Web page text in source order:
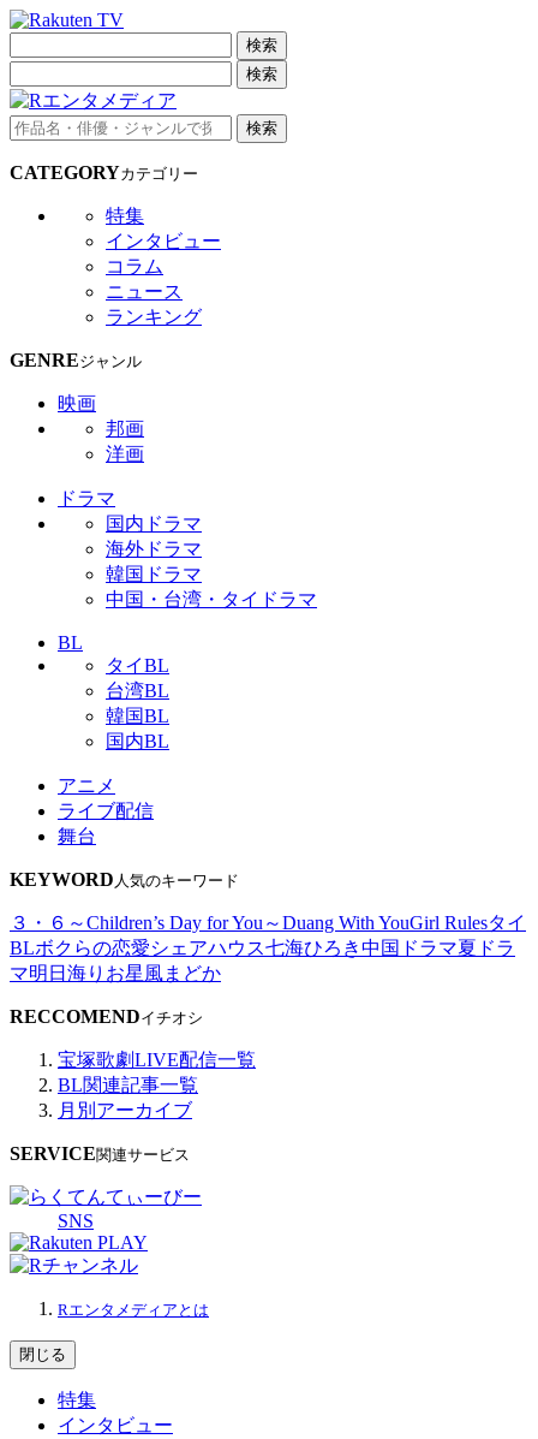
検索
検索
検索
CATEGORYカテゴリー
特集
インタビュー
コラム
ニュース
ランキング
GENREジャンル
映画
邦画
洋画
ドラマ
国内ドラマ
海外ドラマ
韓国ドラマ
中国・台湾・タイドラマ
BL
タイBL
台湾BL
韓国BL
国内BL
アニメ
ライブ配信
舞台
KEYWORD 人気のキーワード
３・６～Children’s Day for You～Duang With YouGirl Rulesタイ
BLボクらの恋愛シェアハウス七海ひろき中国ドラマ夏ドラ
マ明日海りお星風まどか
RECCOMENDイチオシ
宝塚歌劇LIVE配信一覧
BL関連記事一覧
月別アーカイブ
SERVICE関連サービス
SNS
Rエンタメディアとは
閉じる
特集
インタビュー